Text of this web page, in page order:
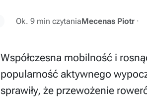
Ok. 9 min czytaniaMecenas Piotr ·
Współczesna mobilność i
popularność aktywnego
sprawiły, że przewożenie